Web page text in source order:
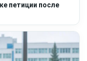
петиции после